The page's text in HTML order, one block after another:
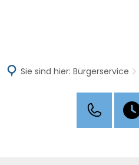
Sie sind hier: Bürgerservice